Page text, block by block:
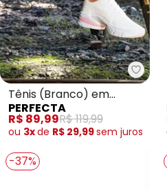
Tênis (Branco) em
Sintético
PERFECTA
R$ 89,99R$ 119,99
ou 3xde R$ 29,99sem juros
-37%